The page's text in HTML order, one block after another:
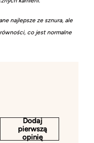
najlepsze ze sznura, ale
co jest normalne
Dodaj
pierwszą
opinię